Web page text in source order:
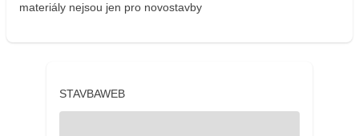
materiály nejsou jen pro novostavby
STAVBAWEB